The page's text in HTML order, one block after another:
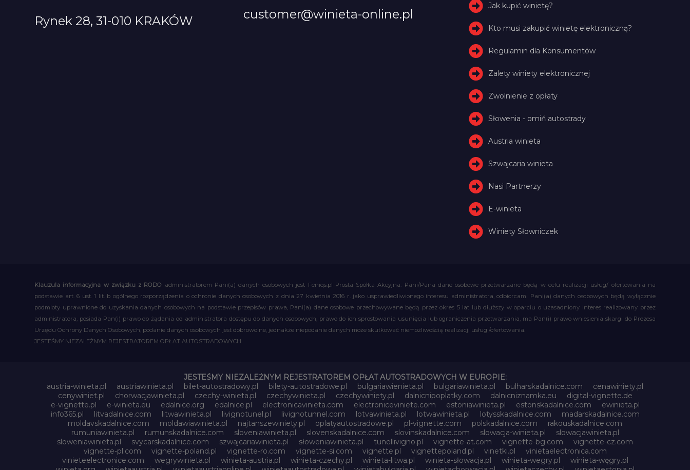
Rynek 28, 31-010 KRAKÓW customer@winieta-online.pl
Jak kupić winietę?
Kto musi zakupić winietę elektroniczną?
Regulamin dla Konsumentów
Zalety winiety elektronicznej
Zwolnienie z opłaty
Słowenia - omiń autostrady
Austria winieta
Szwajcaria winieta
Nasi Partnerzy
E-winieta
Winiety Słowniczek
Klauzula informacyjna w związku z RODO administratorem Pani(a) danych osobowych jest Feniqs.pl Prosta Spółka Akcyjna. Pani/Pana dane osobowe przetwarzane będą w celu realizacji usług/ ofertowania na
podstawie art. 6 ust. 1 lit. b ogólnego rozporządzenia o ochronie danych osobowych z dnia 27 kwietnia 2016 r. jako usprawiedliwionego interesu administratora, odbiorcami Pani(a) danych osobowych będą wyłącznie
podmioty uprawnione do uzyskania danych osobowych na podstawie przepisów prawa, Pani(a) dane osobowe przechowywane będą przez okres 5 lat lub dłuższy w oparciu o uzasadniony interes realizowany przez
administratora, posiada Pan(i) prawo do żądania od administratora dostępu do danych osobowych, prawo do ich sprostowania usunięcia lub ograniczenia przetwarzania, ma Pan(i) prawo wniesienia skargi do Prezesa
Urzędu Ochrony Danych Osobowych, podanie danych osobowych jest dobrowolne, jednakże niepodanie danych może skutkować niemożliwością realizacji usług /ofertowania.
JESTEŚMY NIEZALEŻNYM REJESTRATOREM OPŁAT AUTOSTRADOWYCH
JESTEŚMY NIEZALEŻNYM REJESTRATOREM OPŁAT AUTOSTRADOWYCH W EUROPIE:
austria-winieta.pl
austriawinieta.pl bilet-autostradowy.pl bilety-autostradowe.pl bulgariawienieta.pl bulgariawinieta.pl bulharskadalnice.com
cenawiniety.pl
cenywiniet.pl
chorwacjawinieta.pl czechy-winieta.pl czechywinieta.pl czechywiniety.pl dalnicnipoplatky.com dalnicniznamka.eu
digital-vignette.de
e-vignette.pl
e-winieta.eu edalnice.org edalnice.pl electronicavinieta.com electroniceviniete.com estoniawinieta.pl estonskadalnice.com
ewinieta.pl
info365.pl
litvadalnice.com litwawinieta.pl livignotunel.pl livignotunnel.com lotvawinieta.pl lotwawinieta.pl lotysskadalnice.com
madarskadalnice.com
moldavskadalnice.com
moldawiawinieta.pl najtanszewiniety.pl oplatyautostradowe.pl pl-vignette.com polskadalnice.com
rakouskadalnice.com
rumuniawinieta.pl
rumunskadalnice.com sloveniawinieta.pl slovenskadalnice.com slovinskadalnice.com slowacja-winieta.pl
slowacjawinieta.pl
sloweniawinieta.pl
svycarskadalnice.com szwajcariawinieta.pl słoweniawinieta.pl tunellivigno.pl vignette-at.com vignette-bg.com
vignette-cz.com
vignette-pl.com
vignette-poland.pl vignette-ro.com vignette-si.com vignette.pl vignettepoland.pl vinetki.pl
vinietaelectronica.com
vinieteelectronice.com
wegrywinieta.pl winieta-austria.pl winieta-czechy.pl winieta-litwa.pl winieta-słowacja.pl winieta-wegry.pl
winieta-węgry.pl